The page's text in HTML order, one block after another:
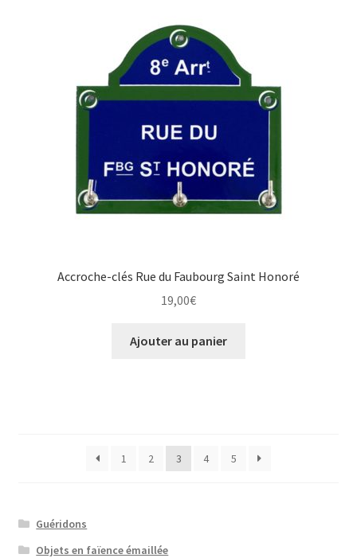
Accroche-clés Rue du Faubourg Saint Honoré
19,00€
Ajouter au panier
1 2 3 4 5
Guéridons
Objets en faïence émaillée